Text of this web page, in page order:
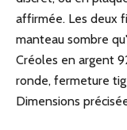
affirmée. Les deux
manteau sombre
Créoles en argent
ronde, fermeture
Dimensions